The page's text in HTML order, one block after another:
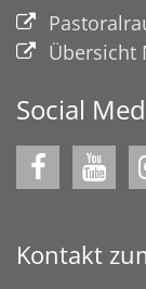
Übersicht
Social
Kontakt